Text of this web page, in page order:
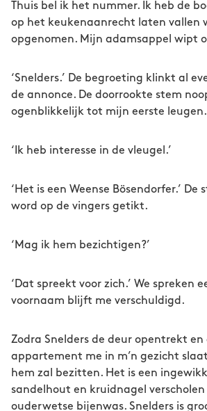
Thuis bel ik het nummer. Ik heb de
op het keukenaanrecht laten vallen
opgenomen. Mijn adamsappel wipt
‘Snelders.’ De begroeting klinkt al
de annonce. De doorrookte stem
ogenblikkelijk tot mijn eerste
‘Ik heb interesse in de vleugel.’
‘Het is een Weense Bösendorfer.’
word op de vingers getikt.
‘Mag ik hem bezichtigen?’
‘Dat spreekt voor zich.’ We spreken
voornaam blijft me verschuldigd.
Zodra Snelders de deur opentrekt
appartement me in m’n gezicht
hem zal bezitten. Het is een
sandelhout en kruidnagel verscholen
ouderwetse bijenwas. Snelders is